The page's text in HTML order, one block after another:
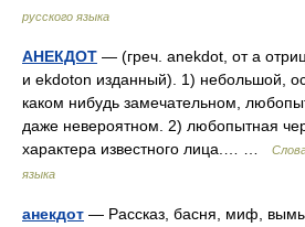
русского языка
АНЕКДОТ — (греч. anekdot, от a
и ekdoton изданный). 1) небольшой,
каком нибудь замечательном,
даже невероятном. 2) любопытная
характера известного лица.… …
языка
анекдот — Рассказ, басня, миф,